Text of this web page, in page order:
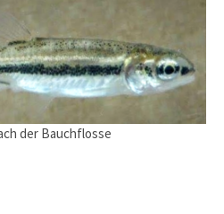
der Bauchflosse